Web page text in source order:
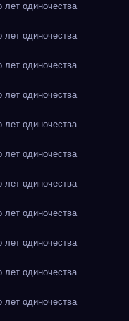
одиночества
одиночества
одиночества
одиночества
одиночества
одиночества
одиночества
одиночества
одиночества
одиночества
одиночества